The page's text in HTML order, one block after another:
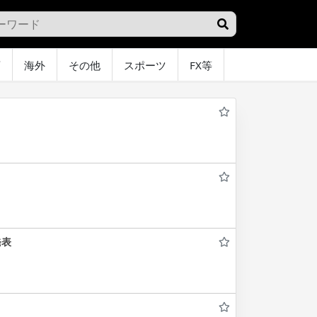
海外 その他 スポーツ FX等